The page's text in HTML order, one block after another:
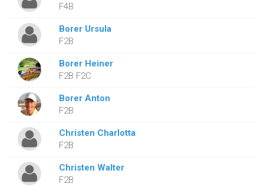
F4B
Borer Ursula
F2B
Borer Heiner
F2B F2C
Borer Anton
F2B
Christen Charlotta
F2B
Christen Walter
F2B